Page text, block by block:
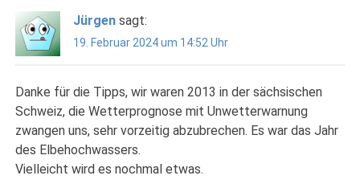
Jürgen sagt:
19. Februar 2024 um 14:52 Uhr
Danke für die Tipps, wir waren 2013 in der sächsischen
Schweiz, die Wetterprognose mit Unwetterwarnung
zwangen uns, sehr vorzeitig abzubrechen. Es war das Jahr
des Elbehochwassers.
Vielleicht wird es nochmal etwas.